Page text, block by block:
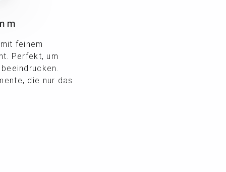
feinem
Perfekt, um
die nur das